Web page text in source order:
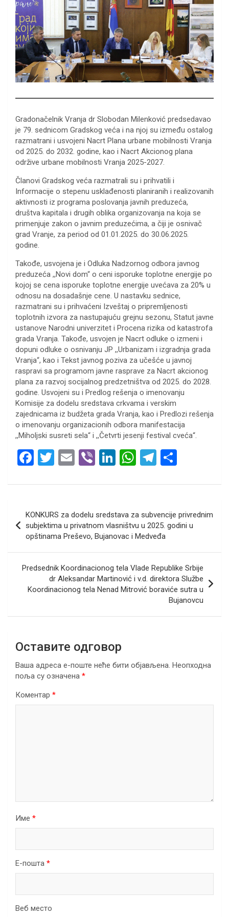
Gradonačelnik Vranja dr Slobodan Milenković predsedavao
je 79. sednicom Gradskog veća i na njoj su između ostalog
razmatrani i usvojeni Nacrt Plana urbane mobilnosti Vranja
od 2025. do 2032. godine, kao i Nacrt Akcionog plana
održive urbane mobilnosti Vranja 2025-2027.
Članovi Gradskog veća razmatrali su i prihvatili i
Informacije o stepenu usklađenosti planiranih i realizovanih
aktivnosti iz programa poslovanja javnih preduzeća,
društva kapitala i drugih oblika organizovanja na koja se
primenjuje zakon o javnim preduzećima, a čiji je osnivač
grad Vranje, za period od 01.01.2025. do 30.06.2025.
godine.
Takođe, usvojena je i Odluka Nadzornog odbora javnog
preduzeća ,,Novi dom“ o ceni isporuke toplotne energije po
kojoj se cena isporuke toplotne energije uvećava za 20% u
odnosu na dosadašnje cene. U nastavku sednice,
razmatrani su i prihvaćeni Izveštaj o pripremljenosti
toplotnih izvora za nastupajuću grejnu sezonu, Statut javne
ustanove Narodni univerzitet i Procena rizika od katastrofa
grada Vranja. Takođe, usvojen je Nacrt odluke o izmeni i
dopuni odluke o osnivanju JP ,,Urbanizam i izgradnja grada
Vranja“, kao i Tekst javnog poziva za učešće u javnoj
raspravi sa programom javne rasprave za Nacrt akcionog
plana za razvoj socijalnog predzetništva od 2025. do 2028.
godine. Usvojeni su i Predlog rešenja o imenovanju
Komisije za dodelu sredstava crkvama i verskim
zajednicama iz budžeta grada Vranja, kao i Predlozi rešenja
o imenovanju organizacionih odbora manifestacija
,,Miholjski susreti sela“ i ,,Četvrti jesenji festival cveća“.
F
ce
b
o
o
k
T
tt
er
E
ail
Vi
er
Li
ke
n
W
at
A
p
p
T
e
gr
a
m
ar
чланка
KONKURS za dodelu sredstava za subvencije privrednim
subjektima u privatnom vlasništvu u 2025. godini u
opštinama Preševo, Bujanovac i Medveđa
Predsednik Koordinacionog tela Vlade Republike Srbije
dr Aleksandar Martinović i v.d. direktora Službe
Koordinacionog tela Nenad Mitrović boraviće sutra u
Bujanovcu
Оставите одговор
Ваша адреса е-поште неће бити објављена. Неопходна
поља су означена *
Коментар *
Име *
Е-пошта *
Веб место